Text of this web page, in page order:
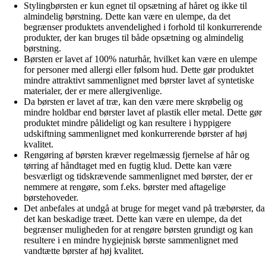
Stylingbørsten er kun egnet til opsætning af håret og ikke til
almindelig børstning. Dette kan være en ulempe, da det
begrænser produktets anvendelighed i forhold til konkurrerende
produkter, der kan bruges til både opsætning og almindelig
børstning.
Børsten er lavet af 100% naturhår, hvilket kan være en ulempe
for personer med allergi eller følsom hud. Dette gør produktet
mindre attraktivt sammenlignet med børster lavet af syntetiske
materialer, der er mere allergivenlige.
Da børsten er lavet af træ, kan den være mere skrøbelig og
mindre holdbar end børster lavet af plastik eller metal. Dette gør
produktet mindre pålideligt og kan resultere i hyppigere
udskiftning sammenlignet med konkurrerende børster af høj
kvalitet.
Rengøring af børsten kræver regelmæssig fjernelse af hår og
tørring af håndtaget med en fugtig klud. Dette kan være
besværligt og tidskrævende sammenlignet med børster, der er
nemmere at rengøre, som f.eks. børster med aftagelige
børstehoveder.
Det anbefales at undgå at bruge for meget vand på træbørster, da
det kan beskadige træet. Dette kan være en ulempe, da det
begrænser muligheden for at rengøre børsten grundigt og kan
resultere i en mindre hygiejnisk børste sammenlignet med
vandtætte børster af høj kvalitet.